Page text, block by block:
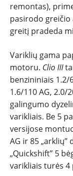
remontas),
pasirodo
greitį pradeda
Variklių gama
motoru. Clio III
benzininiais 1.2/
1.6/110 AG, 2.0/
galingumo
varikliais. Be 5
versijose
AG ir 85
„Quickshift” 5
varikliais turės 4